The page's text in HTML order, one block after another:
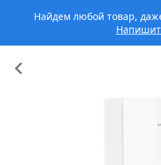
Найдем любой товар,